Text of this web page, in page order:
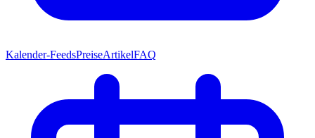
Kalender-FeedsPreiseArtikelFAQ